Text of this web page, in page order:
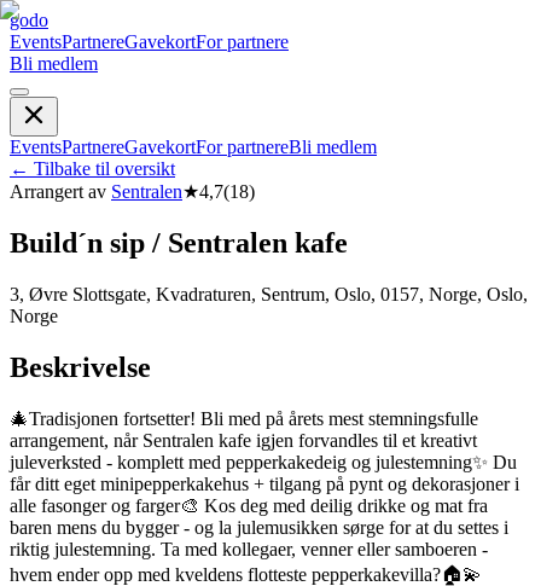
godo
EventsPartnereGavekortFor partnere
Bli medlem
EventsPartnereGavekortFor partnereBli medlem
← Tilbake til oversikt
Arrangert av Sentralen★4,7(18)
Build´n sip / Sentralen kafe
3, Øvre Slottsgate, Kvadraturen, Sentrum, Oslo, 0157, Norge, Oslo,
Norge
Beskrivelse
🎄Tradisjonen fortsetter! Bli med på årets mest stemningsfulle
arrangement, når Sentralen kafe igjen forvandles til et kreativt
juleverksted - komplett med pepperkakedeig og julestemning✨ Du
får ditt eget minipepperkakehus + tilgang på pynt og dekorasjoner i
alle fasonger og farger🎨 Kos deg med deilig drikke og mat fra
baren mens du bygger - og la julemusikken sørge for at du settes i
riktig julestemning. Ta med kollegaer, venner eller samboeren -
hvem ender opp med kveldens flotteste pepperkakevilla?🏠💫